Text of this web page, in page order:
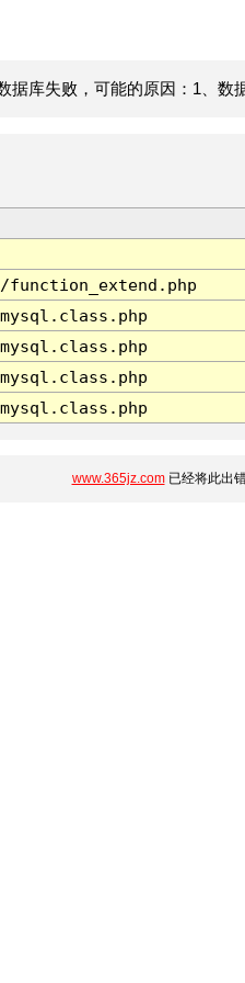
据库失败，可能的原因：1、数
www.365jz.com已经将此出